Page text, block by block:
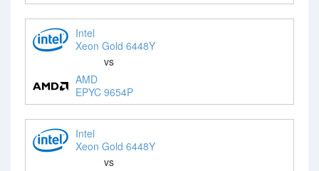
Intel
Xeon Gold 6448Y
vs
AMD
EPYC 9654P
Intel
Xeon Gold 6448Y
vs